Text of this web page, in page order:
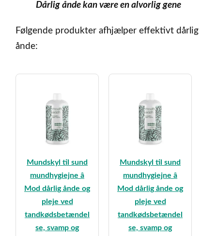
Dårlig ånde kan være en alvorlig gene
Følgende produkter afhjælper effektivt dårlig
ånde:
Mundskyl til sund
mundhygiejne â
Mod dårlig ånde og
pleje ved
tandkødsbetændel
se, svamp og
Mundskyl til sund
mundhygiejne â
Mod dårlig ånde og
pleje ved
tandkødsbetændel
se, svamp og